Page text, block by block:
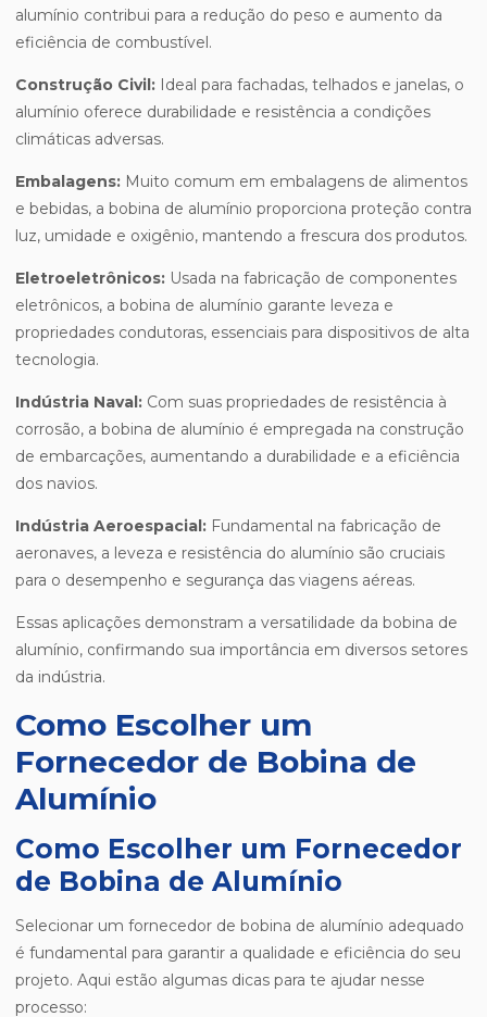
alumínio contribui para a redução do peso e aumento da
eficiência de combustível.
Construção Civil: Ideal para fachadas, telhados e janelas, o
alumínio oferece durabilidade e resistência a condições
climáticas adversas.
Embalagens: Muito comum em embalagens de alimentos
e bebidas, a bobina de alumínio proporciona proteção contra
luz, umidade e oxigênio, mantendo a frescura dos produtos.
Eletroeletrônicos: Usada na fabricação de componentes
eletrônicos, a bobina de alumínio garante leveza e
propriedades condutoras, essenciais para dispositivos de alta
tecnologia.
Indústria Naval: Com suas propriedades de resistência à
corrosão, a bobina de alumínio é empregada na construção
de embarcações, aumentando a durabilidade e a eficiência
dos navios.
Indústria Aeroespacial: Fundamental na fabricação de
aeronaves, a leveza e resistência do alumínio são cruciais
para o desempenho e segurança das viagens aéreas.
Essas aplicações demonstram a versatilidade da bobina de
alumínio, confirmando sua importância em diversos setores
da indústria.
Como Escolher um
Fornecedor de Bobina de
Alumínio
Como Escolher um Fornecedor
de Bobina de Alumínio
Selecionar um fornecedor de bobina de alumínio adequado
é fundamental para garantir a qualidade e eficiência do seu
projeto. Aqui estão algumas dicas para te ajudar nesse
processo: